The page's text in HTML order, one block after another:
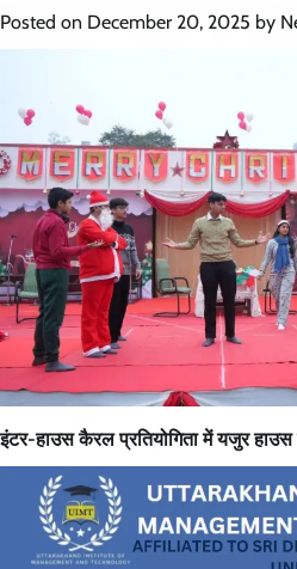
Posted on December 20, 2025 by
इंटर-हाउस कैरल प्रतियोगिता में यजुर